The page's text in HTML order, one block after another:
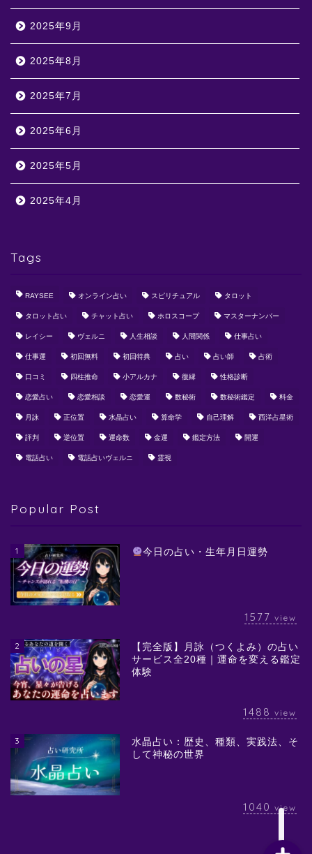
2025年9月
2025年8月
2025年7月
2025年6月
2025年5月
2025年4月
Tags
RAYSEE オンライン占い スピリチュアル タロット
タロット占い チャット占い ホロスコープ マスターナンバー
レイシー ヴェルニ 人生相談 人間関係 仕事占い
仕事運 初回無料 初回特典 占い 占い師 占術
口コミ 四柱推命 小アルカナ 復縁 性格診断
恋愛占い 恋愛相談 恋愛運 数秘術 数秘術鑑定 料金
月詠 正位置 水晶占い 算命学 自己理解 西洋占星術
評判 逆位置 運命数 金運 鑑定方法 開運
電話占い 電話占いヴェルニ 霊視
Popular Post
1 今日の占い・生年月日運勢
1577 view
2
【完全版】月詠（つくよみ）の占い
サービス全20種｜運命を変える鑑定
体験
1488 view
3
水晶占い：歴史、種類、実践法、そ
して神秘の世界
1040 view